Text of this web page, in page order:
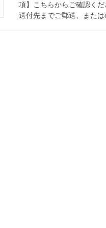
項】こちらからご確認く
送付先までご郵送、また